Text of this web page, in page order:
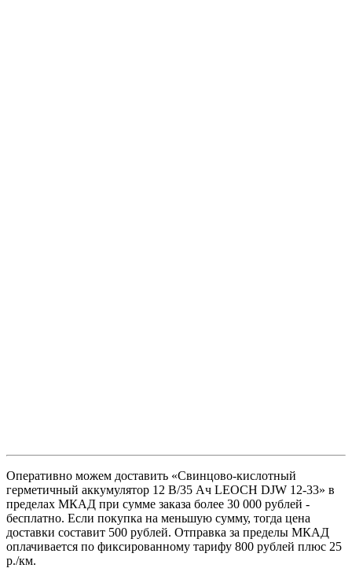
Оперативно можем доставить «Свинцово-кислотный
герметичный аккумулятор 12 В/35 Ач LEOCH DJW 12-33» в
пределах МКАД при сумме заказа более 30 000 рублей -
бесплатно. Если покупка на меньшую сумму, тогда цена
доставки составит 500 рублей. Отправка за пределы МКАД
оплачивается по фиксированному тарифу 800 рублей плюс 25
р./км.